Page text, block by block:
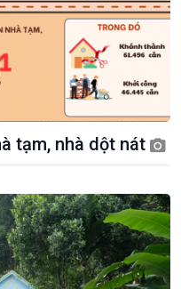
giới
thế giới
Vấn đề quốc tế
Hồ sơ sự kiện quốc tế
giới & Việt Nam
tạm, nhà dột nát